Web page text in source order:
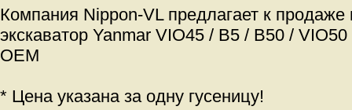
Компания Nippon-VL предлагает к
экскаватор Yanmar VIO45 / B5 / B50 /
OEM
* Цена указана за одну гусеницу!